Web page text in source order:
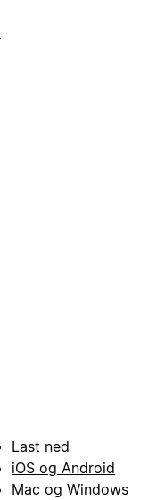
Last ned
iOS og Android
Mac og Windows